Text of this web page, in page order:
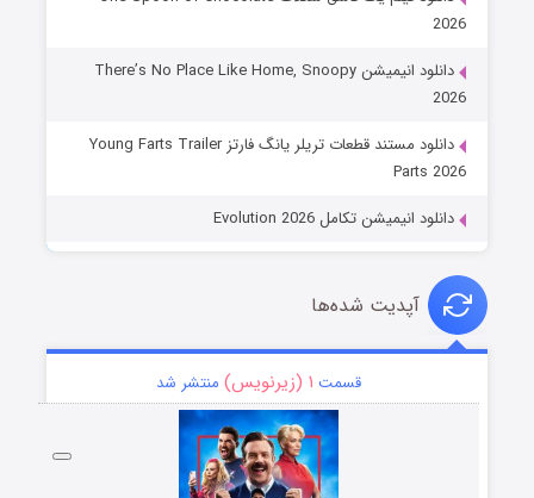
2026
دانلود انیمیشن There’s No Place Like Home, Snoopy
2026
دانلود مستند قطعات تریلر یانگ فارتز Young Farts Trailer
Parts 2026
دانلود انیمیشن تکامل Evolution 2026
آپدیت شده‌ها
قسمت ۱ (زیرنویس) منتشر شد